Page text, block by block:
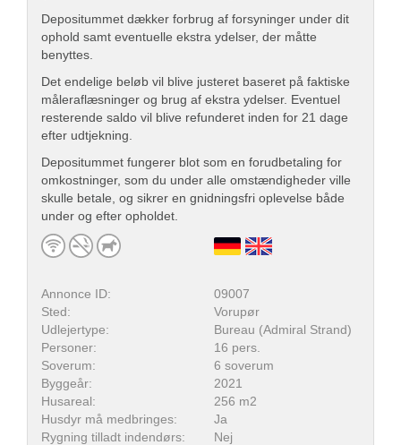
Depositummet dækker forbrug af forsyninger under dit
ophold samt eventuelle ekstra ydelser, der måtte
benyttes.
Det endelige beløb vil blive justeret baseret på faktiske
måleraflæsninger og brug af ekstra ydelser. Eventuel
resterende saldo vil blive refunderet inden for 21 dage
efter udtjekning.
Depositummet fungerer blot som en forudbetaling for
omkostninger, som du under alle omstændigheder ville
skulle betale, og sikrer en gnidningsfri oplevelse både
under og efter opholdet.
Annonce ID:
09007
Sted:
Vorupør
Udlejertype:
Bureau (Admiral Strand)
Personer:
16 pers.
Soverum:
6 soverum
Byggeår:
2021
Husareal:
256 m2
Husdyr må medbringes:
Ja
Rygning tilladt indendørs:
Nej